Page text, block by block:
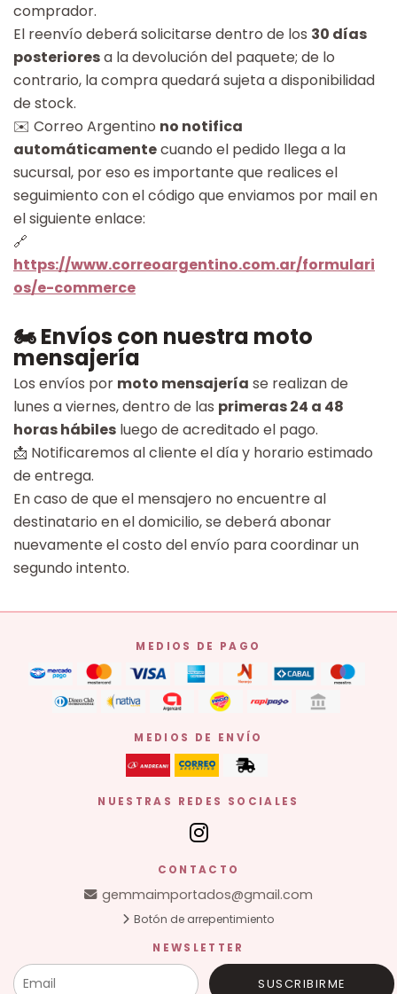
comprador.
El reenvío deberá solicitarse dentro de los 30 días
posterioresa la devolución del paquete; de lo
contrario, la compra quedará sujeta a disponibilidad
de stock.
✉️ Correo Argentino no notifica
automáticamentecuando el pedido llega a la
sucursal, por eso es importante que realices el
seguimiento con el código que enviamos por mail en
el siguiente enlace:
🔗
https://www.correoargentino.com.ar/formulari
os/e-commerce
🏍️ Envíos con nuestra moto
mensajería
Los envíos por moto mensajería se realizan de
lunes a viernes, dentro de las primeras 24 a 48
horas hábiles luego de acreditado el pago.
📩 Notificaremos al cliente el día y horario estimado
de entrega.
En caso de que el mensajero no encuentre al
destinatario en el domicilio, se deberá abonar
nuevamente el costo del envío para coordinar un
segundo intento.
MEDIOS DE PAGO
MEDIOS DE ENVÍO
NUESTRAS REDES SOCIALES
CONTACTO
gemmaimportados@gmail.com
Botón de arrepentimiento
NEWSLETTER
SUSCRIBIRME